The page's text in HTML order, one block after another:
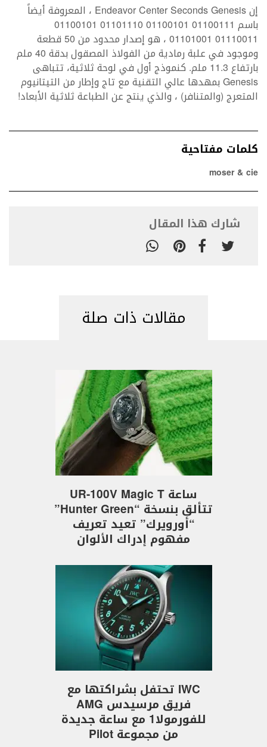
إن Endeavor Center Seconds Genesis ، المعروفة أيضاً
باسم 01100111 01100101 01101110 01100101
01110011 01101001 ، هو إصدار محدود من 50 قطعة
وموجود في علبة رمادية من الفولاذ المصقول بدقة 40 ملم
بارتفاع 11.3 ملم. كنموذج أول في لوحة ثلاثية، تتباهى
Genesis بمهدها عالي التقنية مع تاج وإطار من التيتانيوم
المتعرج (والمتنافر) ، والذي ينتج عن الطباعة ثلاثية الأبعاد!
كلمات مفتاحية
moser & cie
شارك هذا المقال
مقالات ذات صلة
ساعة UR-100V Magic T
تتألق بنسخة “Hunter Green”
“أورويرك” تعيد تعريف
مفهوم إدراك الألوان
IWC تحتفل بشراكتها مع
فريق مرسيدس AMG
للفورمولا1 مع ساعة جديدة
من مجموعة Pilot